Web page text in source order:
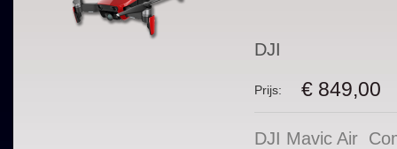
DJI
Prijs: € 849,00
DJI Mavic Air